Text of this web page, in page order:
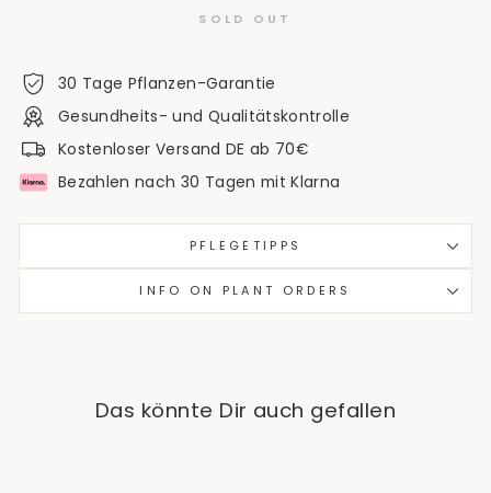
SOLD OUT
30 Tage Pflanzen-Garantie
Gesundheits- und Qualitätskontrolle
Kostenloser Versand DE ab 70€
Bezahlen nach 30 Tagen mit Klarna
PFLEGETIPPS
INFO ON PLANT ORDERS
Das könnte Dir auch gefallen